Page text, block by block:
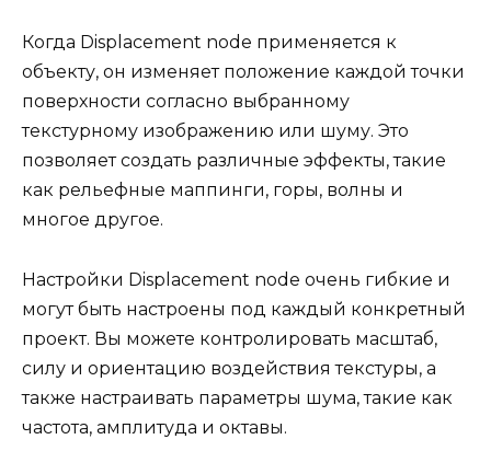
Когда Displacement node применяется к
объекту, он изменяет положение каждой точки
поверхности согласно выбранному
текстурному изображению или шуму. Это
позволяет создать различные эффекты, такие
как рельефные маппинги, горы, волны и
многое другое.
Настройки Displacement node очень гибкие и
могут быть настроены под каждый конкретный
проект. Вы можете контролировать масштаб,
силу и ориентацию воздействия текстуры, а
также настраивать параметры шума, такие как
частота, амплитуда и октавы.